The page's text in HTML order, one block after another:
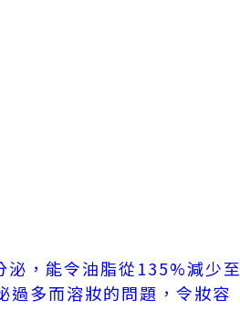
，能令油脂從135%減少至
過多而溶妝的問題，令妝容